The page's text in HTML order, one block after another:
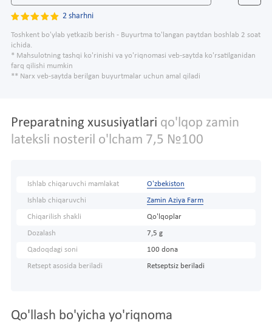
2 sharhni
Toshkent bo'ylab yetkazib berish - Buyurtma to'langan paytdan boshlab 2 soat
ichida.
* Mahsulotning tashqi ko'rinishi va yo'riqnomasi veb-saytda ko'rsatilganidan
farq qilishi mumkin
** Narx veb-saytda berilgan buyurtmalar uchun amal qiladi
Preparatning xususiyatlari qo'lqop zamin
lateksli nosteril o'lcham 7,5 №100
Ishlab chiqaruvchi mamlakat O'zbekiston
Ishlab chiqaruvchi Zamin Aziya Farm
Chiqarilish shakli Qo'lqoplar
Dozalash 7,5 g
Qadoqdagi soni 100 dona
Retsept asosida beriladi Retseptsiz beriladi
Qo'llash bo'yicha yo'riqnoma